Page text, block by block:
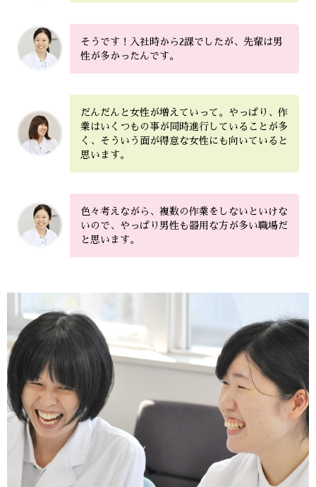
そうです！入社時から2課でしたが、先輩は男
性が多かったんです。
だんだんと女性が増えていって。やっぱり、作
業はいくつもの事が同時進行していることが多
く、そういう面が得意な女性にも向いていると
思います。
色々考えながら、複数の作業をしないといけな
いので、やっぱり男性も器用な方が多い職場だ
と思います。